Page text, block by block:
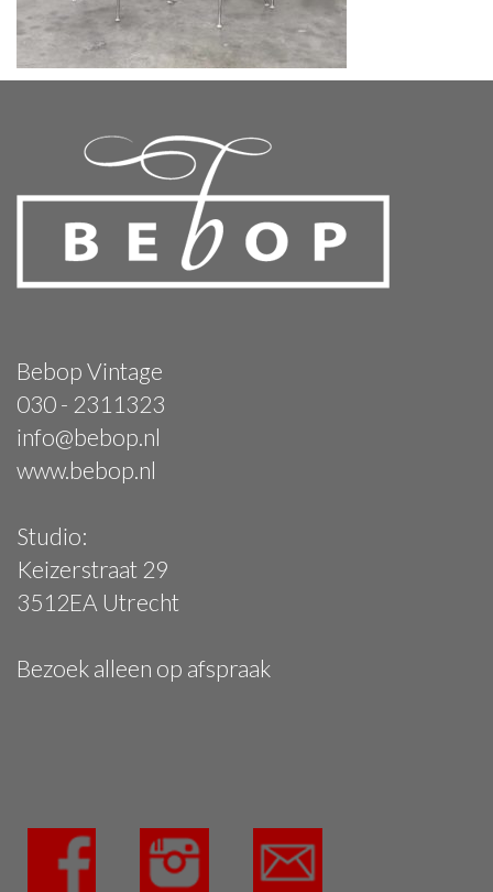
Bebop Vintage
030 - 2311323
info@bebop.nl
www.bebop.nl
Studio:
Keizerstraat 29
3512EA Utrecht
Bezoek alleen op afspraak